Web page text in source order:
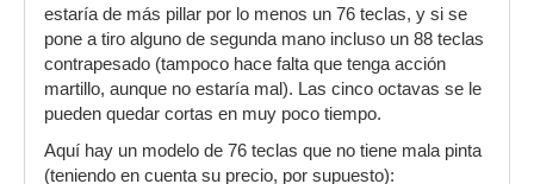
estaría de más pillar por lo menos un 76 teclas, y si se
pone a tiro alguno de segunda mano incluso un 88 teclas
contrapesado (tampoco hace falta que tenga acción
martillo, aunque no estaría mal). Las cinco octavas se le
pueden quedar cortas en muy poco tiempo.
Aquí hay un modelo de 76 teclas que no tiene mala pinta
(teniendo en cuenta su precio, por supuesto):